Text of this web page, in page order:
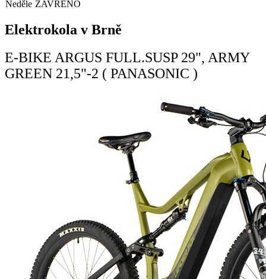
Neděle ZAVŘENO
Elektrokola v Brně
E-BIKE ARGUS FULL.SUSP 29", ARMY
GREEN 21,5"-2 ( PANASONIC )